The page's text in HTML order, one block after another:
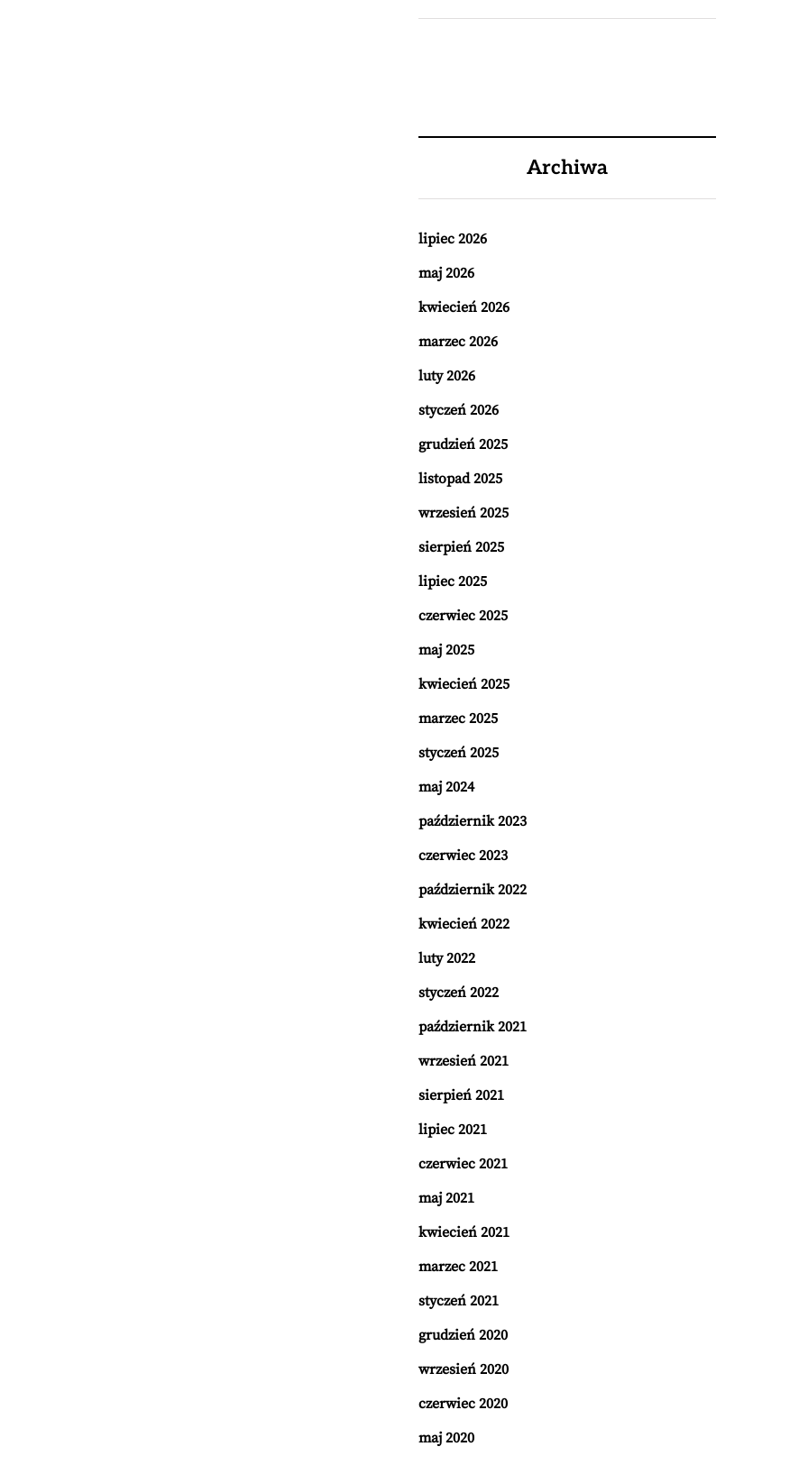
Archiwa
lipiec 2026
maj 2026
kwiecień 2026
marzec 2026
luty 2026
styczeń 2026
grudzień 2025
listopad 2025
wrzesień 2025
sierpień 2025
lipiec 2025
czerwiec 2025
maj 2025
kwiecień 2025
marzec 2025
styczeń 2025
maj 2024
październik 2023
czerwiec 2023
październik 2022
kwiecień 2022
luty 2022
styczeń 2022
październik 2021
wrzesień 2021
sierpień 2021
lipiec 2021
czerwiec 2021
maj 2021
kwiecień 2021
marzec 2021
styczeń 2021
grudzień 2020
wrzesień 2020
czerwiec 2020
maj 2020